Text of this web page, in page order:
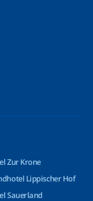
Zur Krone
Lippischer Hof
Sauerland